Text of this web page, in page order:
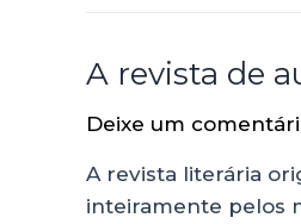
A revista de
Deixe um
A revista literária
inteiramente pelos